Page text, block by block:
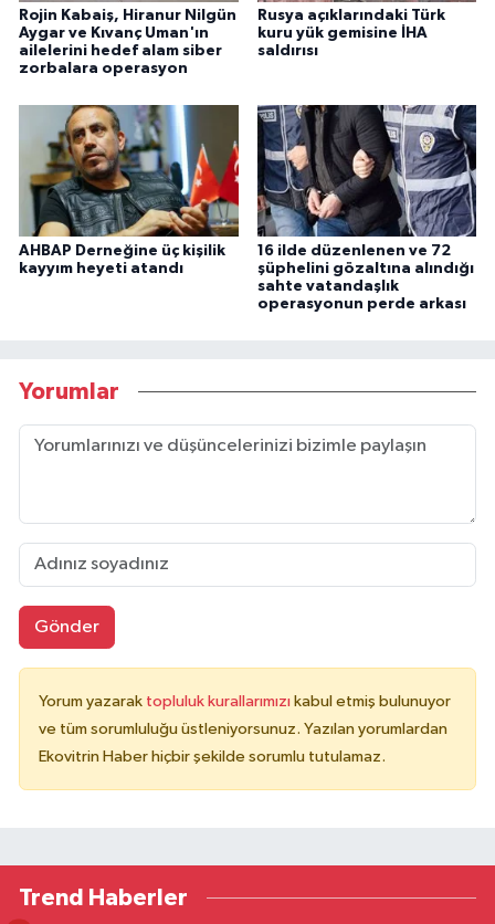
Rojin Kabaiş, Hiranur Nilgün
Aygar ve Kıvanç Uman'ın
ailelerini hedef alam siber
zorbalara operasyon
Rusya açıklarındaki Türk
kuru yük gemisine İHA
saldırısı
AHBAP Derneğine üç kişilik
kayyım heyeti atandı
16 ilde düzenlenen ve 72
şüphelini gözaltına alındığı
sahte vatandaşlık
operasyonun perde arkası
Yorumlar
Gönder
Yorum yazarak topluluk kurallarımızı kabul etmiş bulunuyor
ve tüm sorumluluğu üstleniyorsunuz. Yazılan yorumlardan
Ekovitrin Haber hiçbir şekilde sorumlu tutulamaz.
Trend Haberler